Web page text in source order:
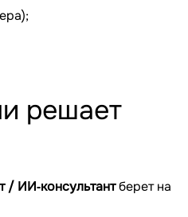
решает
/ ИИ‐консультантберет на